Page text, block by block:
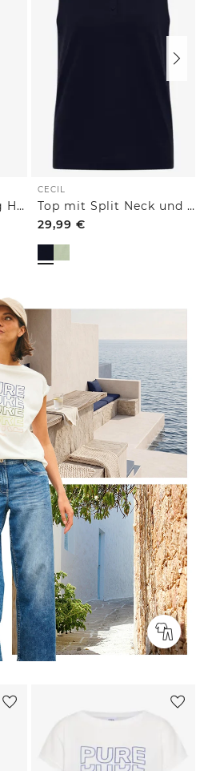
High Waist Wide Leg Hose im Loose Fit
CECIL
Top mit Split Neck und Strukturmix
29,99 €